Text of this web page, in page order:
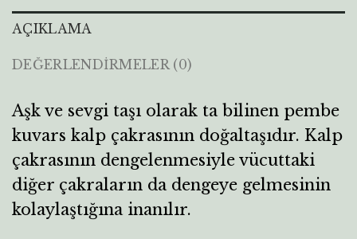
AÇIKLAMA
DEĞERLENDIRMELER (0)
Aşk ve sevgi taşı olarak ta bilinen pembe
kuvars kalp çakrasının doğaltaşıdır. Kalp
çakrasının dengelenmesiyle vücuttaki
diğer çakraların da dengeye gelmesinin
kolaylaştığına inanılır.